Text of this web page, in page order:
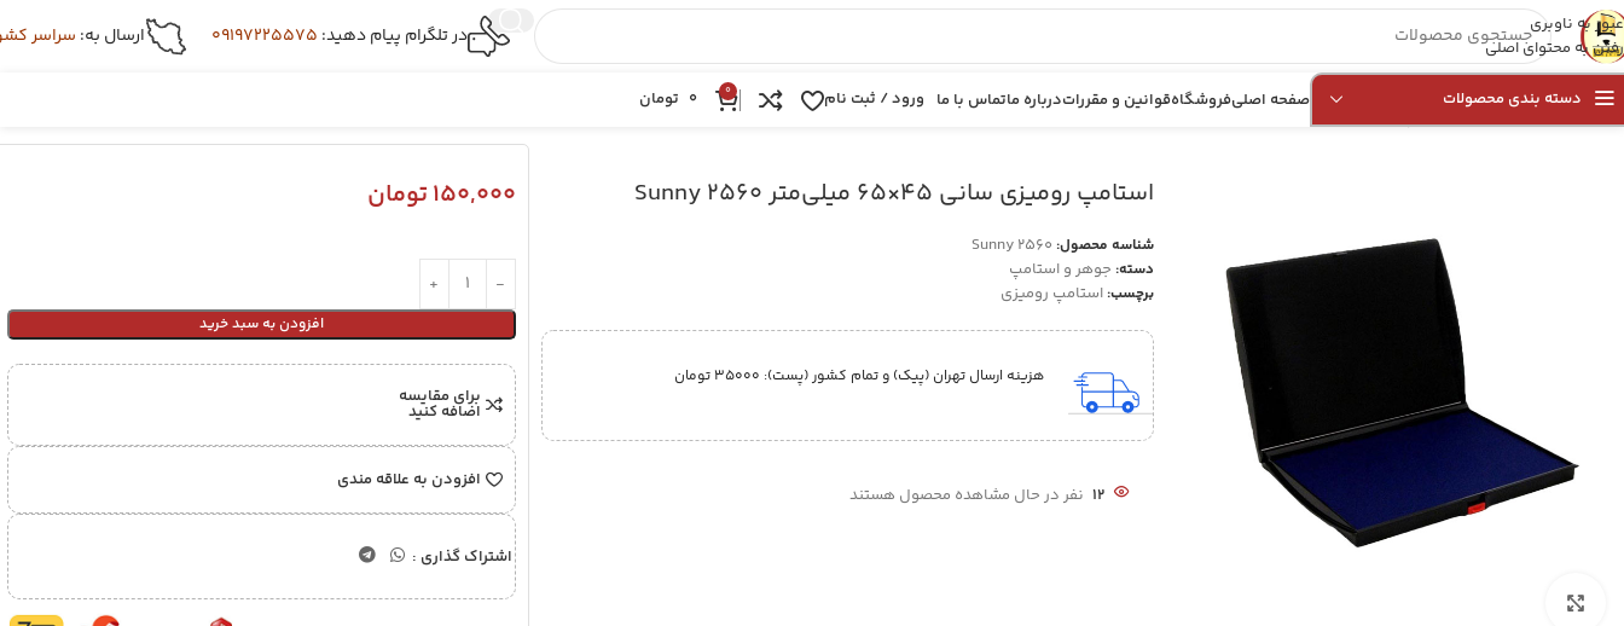
عبور به ناوبری
رفتن به محتوای اصلی
در تلگرام پیام دهید: 09197225575 ارسال به: سراسر
دسته بندی محصولات صفحه اصلیفروشگاهقوانین و مقرراتدرباره ماتماس با ما ورود / ثبت نام 0
0 تومان
استامپ رومیزی سانی 45×65 میلی‌متر Sunny 2560
شناسه محصول: Sunny 2560
دسته: جوهر و استامپ
برچسب: استامپ رومیزی
هزینه ارسال تهران (پیک) و تمام کشور (پست):‌ 35000 تومان
12 نفر در حال مشاهده محصول هستند
150,000تومان
افزودن به سبد خرید
برای مقایسه
اضافه کنید
افزودن به علاقه مندی
اشتراک گذاری :